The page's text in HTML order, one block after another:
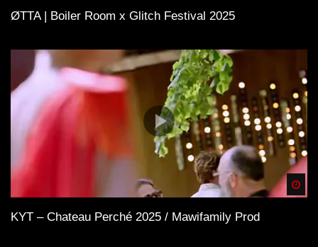
ØTTA | Boiler Room x Glitch Festival 2025
KYT – Chateau Perché 2025 / Mawifamily Prod